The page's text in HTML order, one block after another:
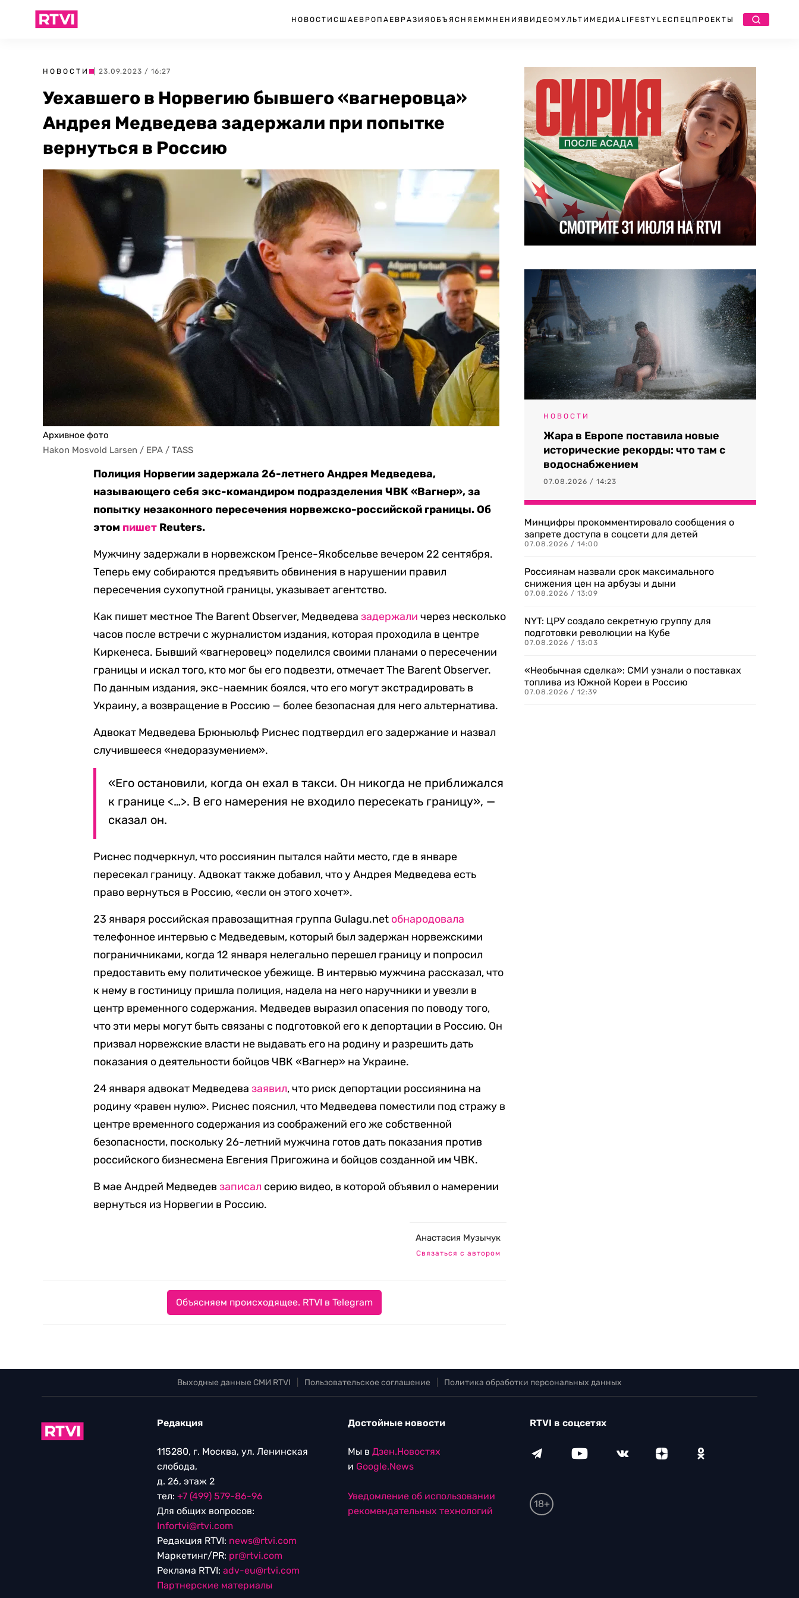
НОВОСТИ США ЕВРОПА ЕВРАЗИЯ ОБЪЯСНЯЕМ МНЕНИЯ ВИДЕО МУЛЬТИМЕДИА LIFESTYLEСПЕЦПРОЕКТЫ
НОВОСТИ | 23.09.2023 / 16:27
Уехавшего в Норвегию бывшего «вагнеровца»
Андрея Медведева задержали при попытке
вернуться в Россию
Архивное фото
Hakon Mosvold Larsen / EPA / TASS
Полиция Норвегии задержала 26-летнего Андрея Медведева,
называющего себя экс-командиром подразделения ЧВК «Вагнер», за
попытку незаконного пересечения норвежско-российской границы. Об
этом пишет Reuters.
Мужчину задержали в норвежском Гренсе-Якобсельве вечером 22 сентября.
Теперь ему собираются предъявить обвинения в нарушении правил
пересечения сухопутной границы, указывает агентство.
Как пишет местное The Barent Observer, Медведевазадержали через несколько
часов после встречи с журналистом издания, которая проходила в центре
Киркенеса. Бывший «вагнеровец» поделился своими планами о пересечении
границы и искал того, кто мог бы его подвезти, отмечает The Barent Observer.
По данным издания, экс-наемник боялся, что его могут экстрадировать в
Украину, а возвращение в Россию — более безопасная для него альтернатива.
Адвокат Медведева Брюньюльф Риснес подтвердил его задержание и назвал
случившееся «недоразумением».
«Его остановили, когда он ехал в такси. Он никогда не приближался
к границе <…>. В его намерения не входило пересекать границу», —
сказал он.
Риснес подчеркнул, что россиянин пытался найти место, где в январе
пересекал границу. Адвокат также добавил, что у Андрея Медведева есть
право вернуться в Россию, «если он этого хочет».
23 января российская правозащитная группа Gulagu.net обнародовала
телефонное интервью с Медведевым, который был задержан норвежскими
пограничниками, когда 12 января нелегально перешел границу и попросил
предоставить ему политическое убежище. В интервью мужчина рассказал, что
к нему в гостиницу пришла полиция, надела на него наручники и увезли в
центр временного содержания. Медведев выразил опасения по поводу того,
что эти меры могут быть связаны с подготовкой его к депортации в Россию. Он
призвал норвежские власти не выдавать его на родину и разрешить дать
показания о деятельности бойцов ЧВК «Вагнер» на Украине.
24 января адвокат Медведевазаявил, что риск депортации россиянина на
родину «равен нулю». Риснес пояснил, что Медведева поместили под стражу в
центре временного содержания из соображений его же собственной
безопасности, поскольку 26-летний мужчина готов дать показания против
российского бизнесмена Евгения Пригожина и бойцов созданной им ЧВК.
В мае Андрей Медведевзаписал серию видео, в которой объявил о намерении
вернуться из Норвегии в Россию.
Анастасия Музычук
Связаться с автором
Объясняем происходящее. RTVI в Telegram
НОВОСТИ
Жара в Европе поставила новые
исторические рекорды: что там с
водоснабжением
07.08.2026 / 14:23
Минцифры прокомментировало сообщения о
запрете доступа в соцсети для детей
07.08.2026 / 14:00
Россиянам назвали срок максимального
снижения цен на арбузы и дыни
07.08.2026 / 13:09
NYT: ЦРУ создало секретную группу для
подготовки революции на Кубе
07.08.2026 / 13:03
«Необычная сделка»: СМИ узнали о поставках
топлива из Южной Кореи в Россию
07.08.2026 / 12:39
Выходные данные СМИ RTVI Пользовательское соглашение Политика обработки персональных данных
Редакция
115280, г. Москва, ул. Ленинская
слобода,
д. 26, этаж 2
тел: +7 (499) 579-86-96
Для общих вопросов:
Infortvi@rtvi.com
Редакция RTVI: news@rtvi.com
Маркетинг/PR: pr@rtvi.com
Реклама RTVI: adv-eu@rtvi.com
Партнерские материалы
Достойные новости
Мы в Дзен.Новостях
и Google.News
Уведомление об использовании
рекомендательных технологий
RTVI в соцсетях
18+